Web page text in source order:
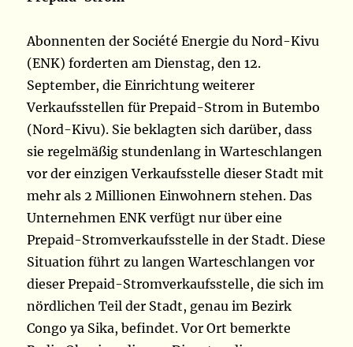
Abonnenten der Société Energie du Nord-Kivu
(ENK) forderten am Dienstag, den 12.
September, die Einrichtung weiterer
Verkaufsstellen für Prepaid-Strom in Butembo
(Nord-Kivu). Sie beklagten sich darüber, dass
sie regelmäßig stundenlang in Warteschlangen
vor der einzigen Verkaufsstelle dieser Stadt mit
mehr als 2 Millionen Einwohnern stehen. Das
Unternehmen ENK verfügt nur über eine
Prepaid-Stromverkaufsstelle in der Stadt. Diese
Situation führt zu langen Warteschlangen vor
dieser Prepaid-Stromverkaufsstelle, die sich im
nördlichen Teil der Stadt, genau im Bezirk
Congo ya Sika, befindet. Vor Ort bemerkte